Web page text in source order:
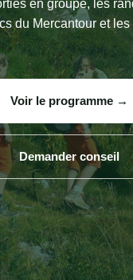
en groupe, les
du Mercantour et
Voir le programme →
Demander conseil